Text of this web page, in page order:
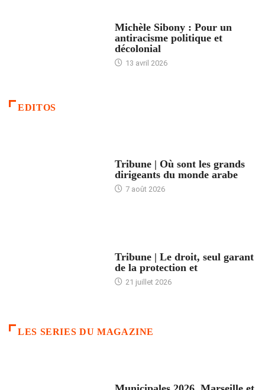
Michèle Sibony : Pour un
antiracisme politique et
décolonial
13 avril 2026
EDITOS
Tribune | Où sont les grands
dirigeants du monde arabe
7 août 2026
Tribune | Le droit, seul garant
de la protection et
21 juillet 2026
LES SERIES DU MAGAZINE